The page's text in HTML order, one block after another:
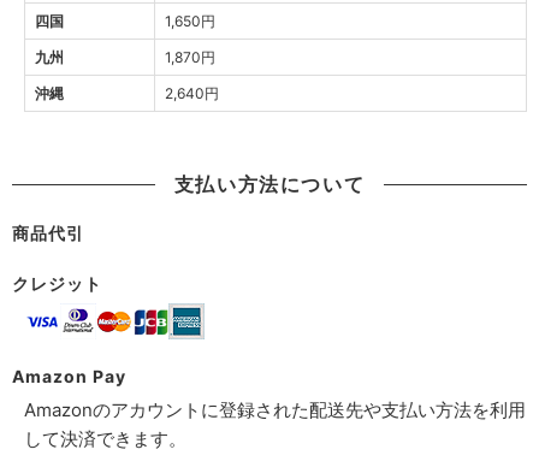
四国
1,650円
九州
1,870円
沖縄
2,640円
支払い方法について
商品代引
クレジット
Amazon Pay
Amazonのアカウントに登録された配送先や支払い方法を利用
して決済できます。